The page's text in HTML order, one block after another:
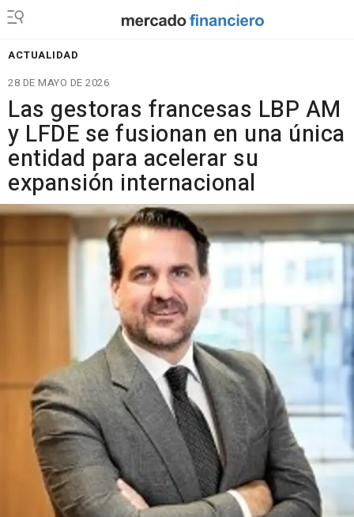
ACTUALIDAD
28 DE MAYO DE 2026
Las gestoras francesas LBP AM
y LFDE se fusionan en una única
entidad para acelerar su
expansión internacional